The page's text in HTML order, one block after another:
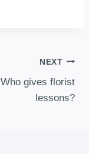
NEXT
Who gives florist
lessons?